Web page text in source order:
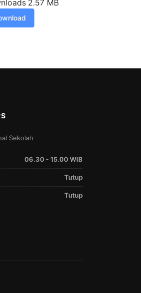
2.57 MB
Sekolah
06.30 - 15.00 WIB
Tutup
Tutup